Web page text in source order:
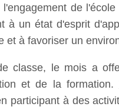
de
à un état d'esprit
et à favoriser un
classe, le mois a
et de la formation.
participant à des